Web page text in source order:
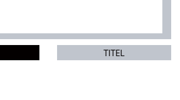
TITEL